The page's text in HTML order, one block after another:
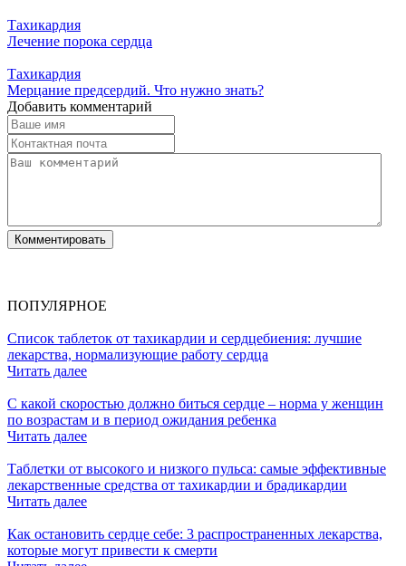
Тахикардия
Лечение порока сердца
Тахикардия
Мерцание предсердий. Что нужно знать?
Добавить комментарий
ПОПУЛЯРНОЕ
Список таблеток от тахикардии и сердцебиения: лучшие
лекарства, нормализующие работу сердца
Читать далее
С какой скоростью должно биться сердце – норма у женщин
по возрастам и в период ожидания ребенка
Читать далее
Таблетки от высокого и низкого пульса: самые эффективные
лекарственные средства от тахикардии и брадикардии
Читать далее
Как остановить сердце себе: 3 распространенных лекарства,
которые могут привести к смерти